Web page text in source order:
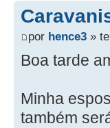
por hence3 »
Boa tarde
Minha
também